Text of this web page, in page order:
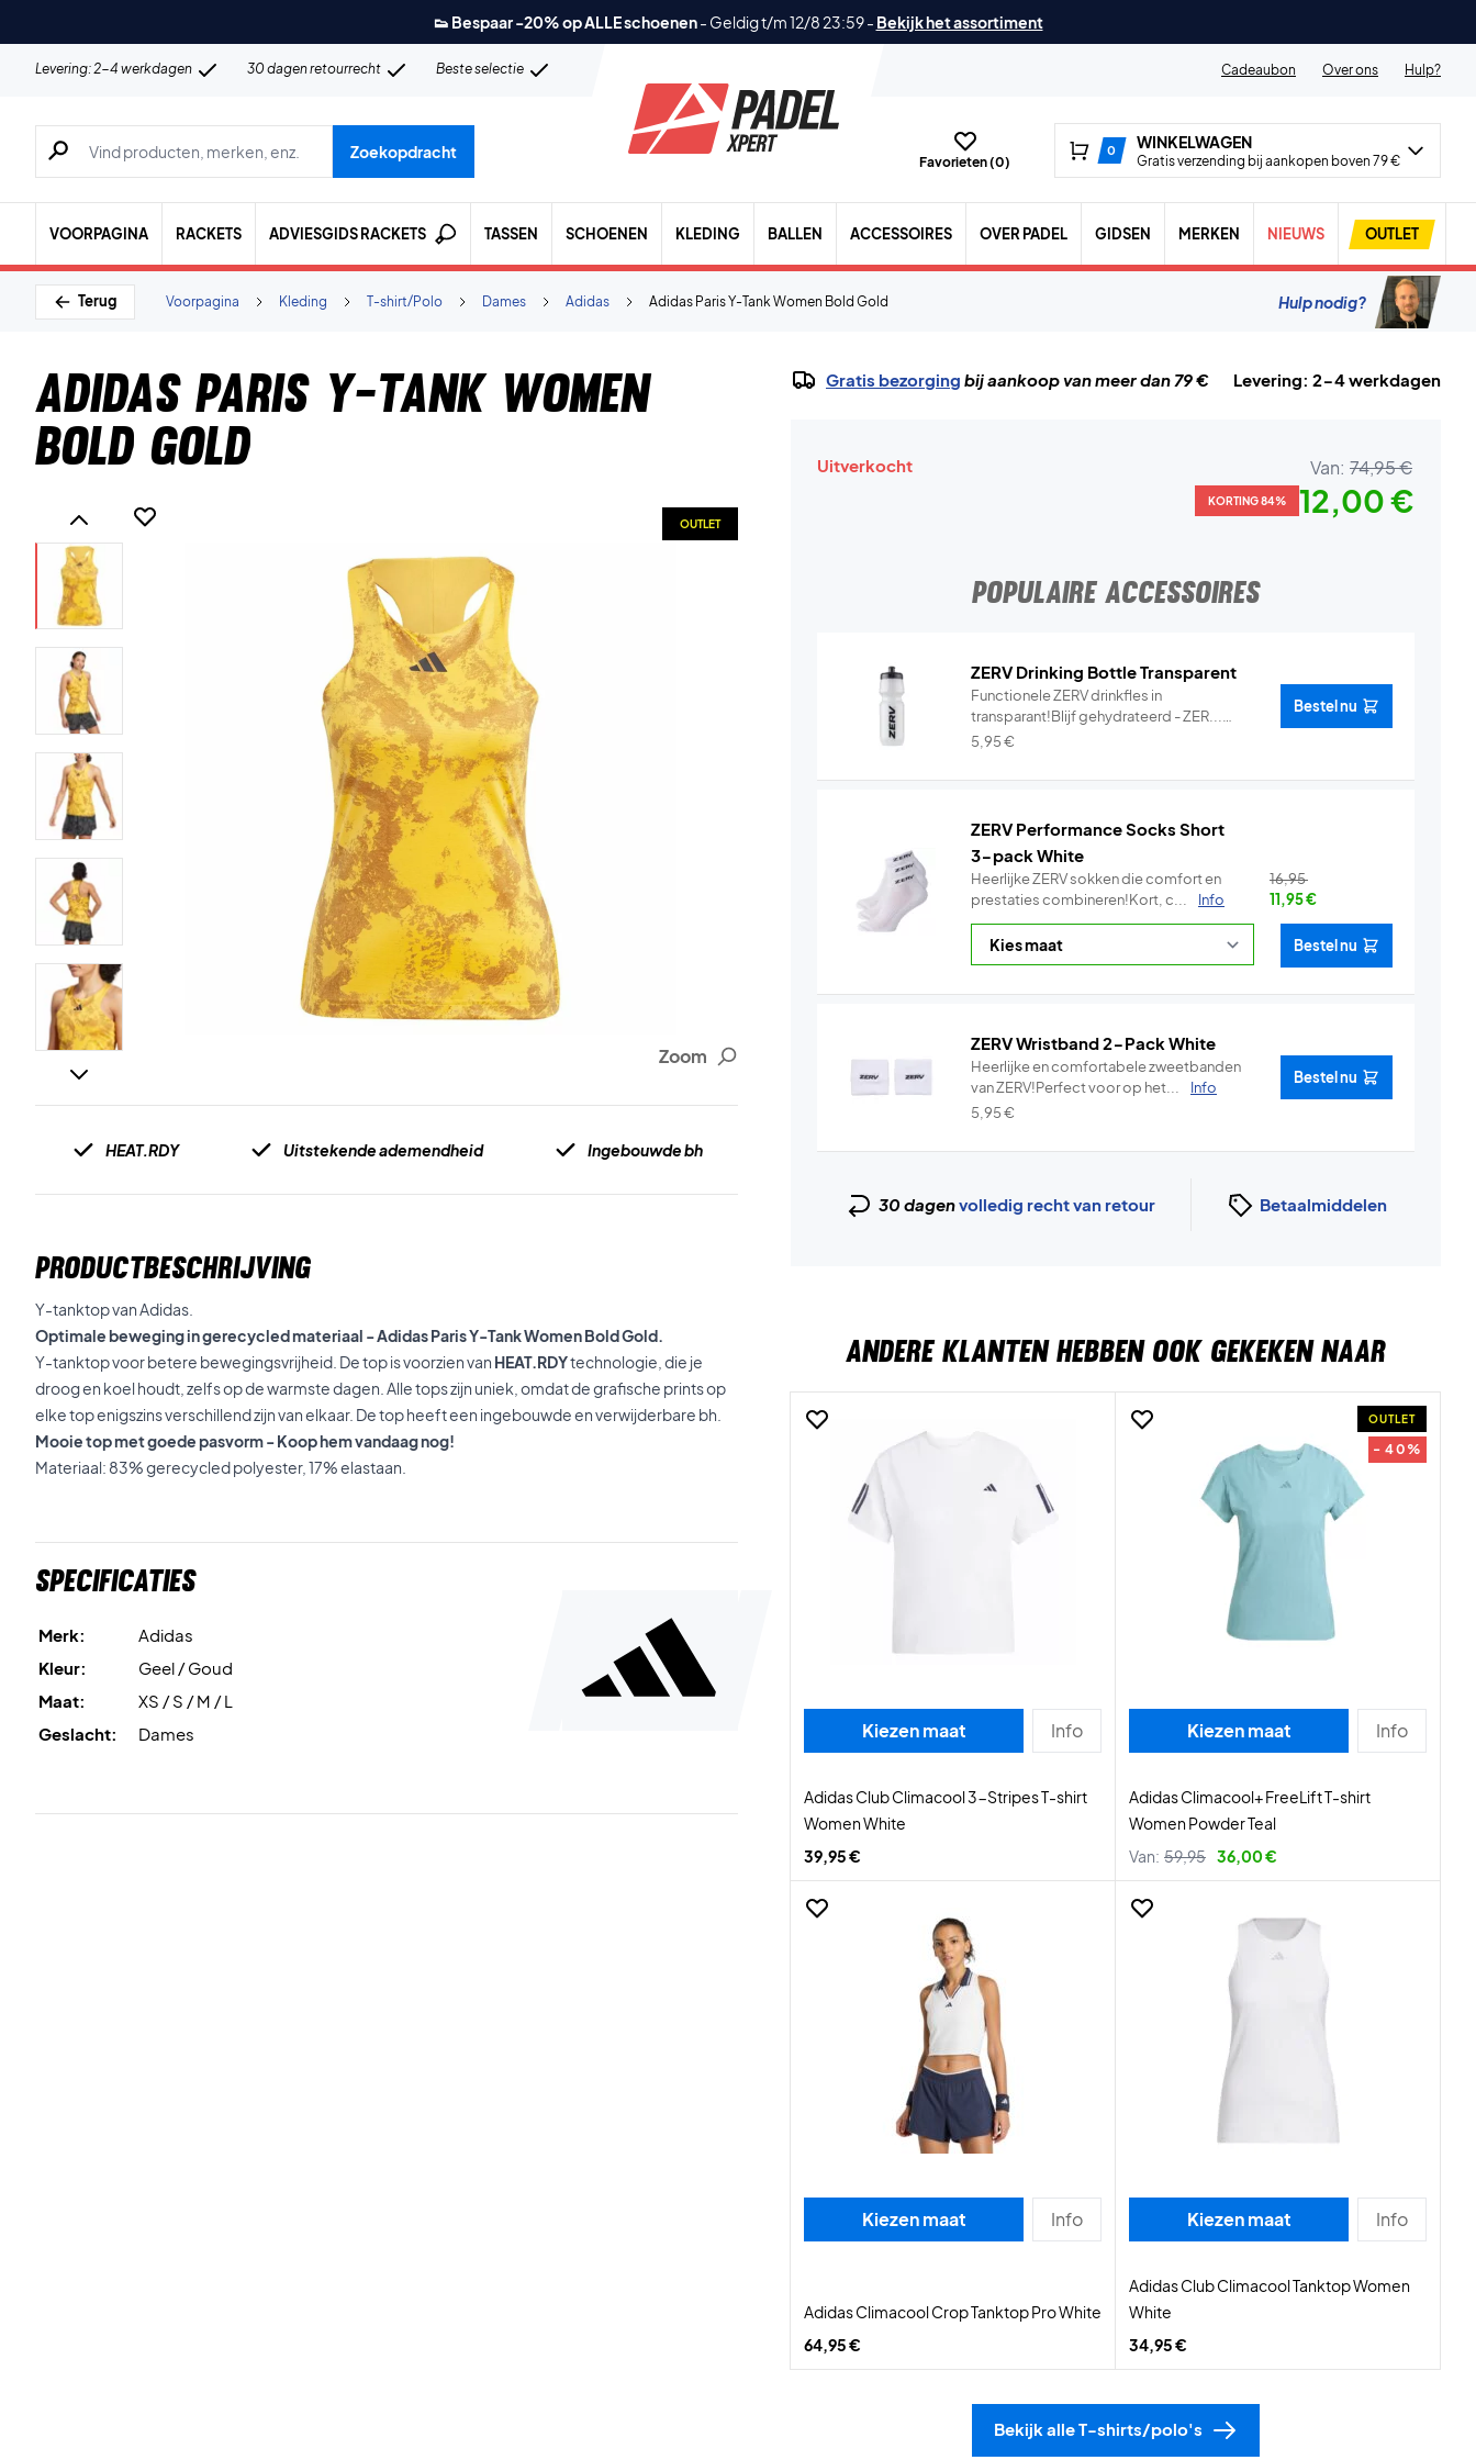
👟 Bespaar -20% op ALLE schoenen- Geldig t/m 12/8 23:59- Bekijk het assortiment
Levering: 2-4 werkdagen 30 dagen retourrecht Beste selectie Cadeaubon Over ons Hulp?
Zoeken naar producten, merken etc.
Zoekopdracht
Favorieten (0)
0 WINKELWAGEN
Gratis verzending bij aankopen boven 79 €
VOORPAGINA RACKETS ADVIESGIDS RACKETS TASSEN SCHOENEN KLEDING BALLEN ACCESSOIRES OVER PADEL GIDSEN MERKEN NIEUWS OUTLET
Terug Adidas Paris Y-Tank Women Bold Gold
Adidas
Dames
T-shirt/Polo
Kleding
Voorpagina Hulp nodig?
Adidas Paris Y-Tank Women
Bold Gold
Zoom
OUTLET
HEAT.RDY Uitstekende ademendheid Ingebouwde bh
PRODUCTBESCHRIJVING
Y-tanktop van Adidas.
Optimale beweging in gerecycled materiaal - Adidas Paris Y-Tank Women Bold Gold.
Y-tanktop voor betere bewegingsvrijheid. De top is voorzien van HEAT.RDYtechnologie, die je
droog en koel houdt, zelfs op de warmste dagen. Alle tops zijn uniek, omdat de grafische prints op
elke top enigszins verschillend zijn van elkaar. De top heeft een ingebouwde en verwijderbare bh.
Mooie top met goede pasvorm - Koop hem vandaag nog!
Materiaal: 83% gerecycled polyester, 17% elastaan.
Specificaties
Merk:
Adidas
Kleur:
Geel / Goud
Maat:
XS / S / M / L
Geslacht:
Dames
Gratis bezorging bij aankoop van meer dan 79 € Levering: 2-4 werkdagen
Uitverkocht Van: 74,95 €
KORTING 84% 12,00 €
POPULAIRE ACCESSOIRES
ZERV Drinking Bottle Transparent
Functionele ZERV drinkfles in
transparant!Blijf gehydrateerd - ZER...
Info
5,95€
Bestel nu
ZERV Performance Socks Short
3-pack White
Heerlijke ZERV sokken die comfort en
prestaties combineren!Kort, c...
Info
16,95
11,95€
Bestel nu
ZERV Wristband 2-Pack White
Heerlijke en comfortabele zweetbanden
van ZERV!Perfect voor op het...
Info
5,95€
Bestel nu
30 dagenvolledig recht van retour Betaalmiddelen
ANDERE KLANTEN HEBBEN OOK GEKEKEN NAAR
Kiezen maat Info
Adidas Club Climacool 3-Stripes T-shirt
Women White
39,95 €
OUTLET
- 40%
Kiezen maat Info
Adidas Climacool+ FreeLift T-shirt
Women Powder Teal
Van: 59,95 36,00 €
Kiezen maat Info
Adidas Climacool Crop Tanktop Pro White
64,95 €
Kiezen maat Info
Adidas Club Climacool Tanktop Women
White
34,95 €
Bekijk alle T-shirts/polo's